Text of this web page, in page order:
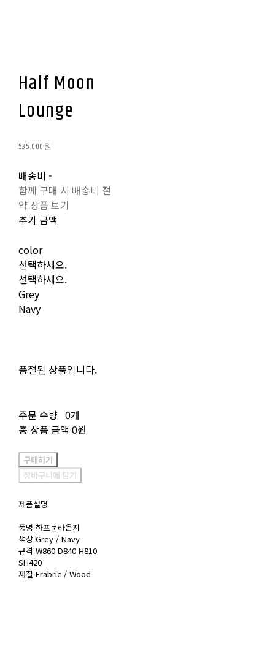
Half Moon
Lounge
535,000원
배송비 -
함께 구매 시 배송비 절
약 상품 보기
추가 금액
color
선택하세요.
선택하세요.
Grey
Navy
품절된 상품입니다.
주문 수량 0개
총 상품 금액 0원
구매하기
장바구니에 담기
제품설명
품명 하프문라운지
색상 Grey / Navy
규격 W860 D840 H810
SH420
재질 Frabric / Wood